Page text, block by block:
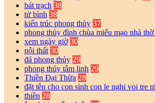
bát trạch 38
tử bình 38
kiến trúc phong thủy 37
phong thủy đình chùa miếu mạo nhà
xem ngày giờ 30
nội thất 30
đá phong thủy 29
phong thủy tâm linh 29
Thiền Đại Thừa 28
đặt tên cho con sinh con le nghi voi tre
thiền 28